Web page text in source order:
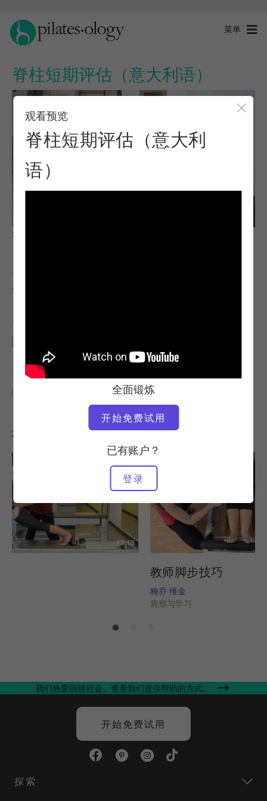
菜单
脊柱短期评估（意大利语）
观看预览
脊柱短期评估（意大利
语）
全面锻炼
开始免费试用
已有账户？
登录
观察与学习
教师
Sabina Formichella
所需设备
查找类似课程
您可能喜欢的其他锻炼
13:18
教师脚步技巧
梅乔-维金
观察与学习
我们热爱回馈社会。查看我们提供帮助的方式。
开始免费试用
探索